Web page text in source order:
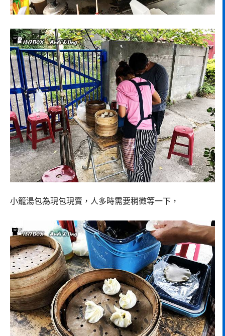
小籠湯包為現包現賣，人多時需要稍微等一下，